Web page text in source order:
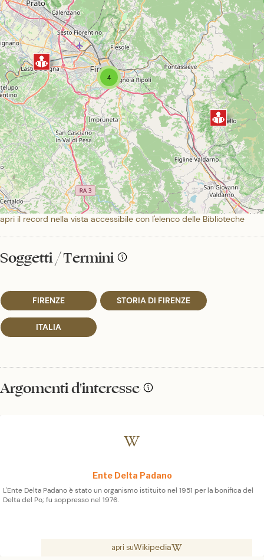
4
apri il record nella vista accessibile con l'elenco delle Biblioteche
Soggetti / Termini
FIRENZE STORIA DI FIRENZE
ITALIA
Argomenti d'interesse
Ente Delta Padano
L'Ente Delta Padano è stato un organismo istituito nel 1951 per la bonifica del
Delta del Po; fu soppresso nel 1976.
apri suWikipedia